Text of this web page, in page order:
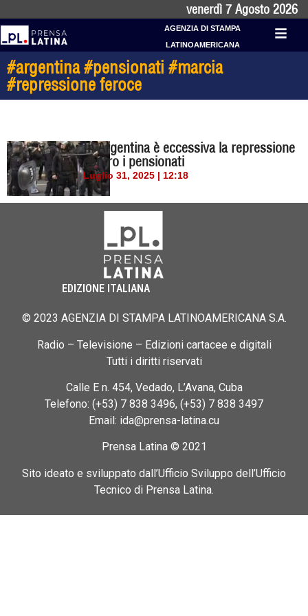
venerdì 7 Agosto 2026
AGENZIA DI STAMPA
LATINOAMERICANA
#argentina #pensionati #marcia
#repressione feroce
In Argentina è eccessiva la repressione
contro i pensionati
Luglio 31, 2025 | 12:18
EDIZIONE ITALIANA
© 2023 AGENZIA DI STAMPA LATINOAMERICANA S.A.
Radio – Televisione – Edizioni cartacee e digitali
Tutti i diritti riservati
Calle E n. 454, Vedado, L’Avana, Cuba
Telefono: (+53) 7 838 3496, (+53) 7 838 3497
Email: ida@prensa-latina.cu
Prensa Latina © 2021
Sito ideato e sviluppato dall’Ufficio Sviluppo dell’Ufficio
Tecnico di Prensa Latina.